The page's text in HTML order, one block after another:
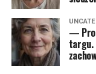
—
targu.